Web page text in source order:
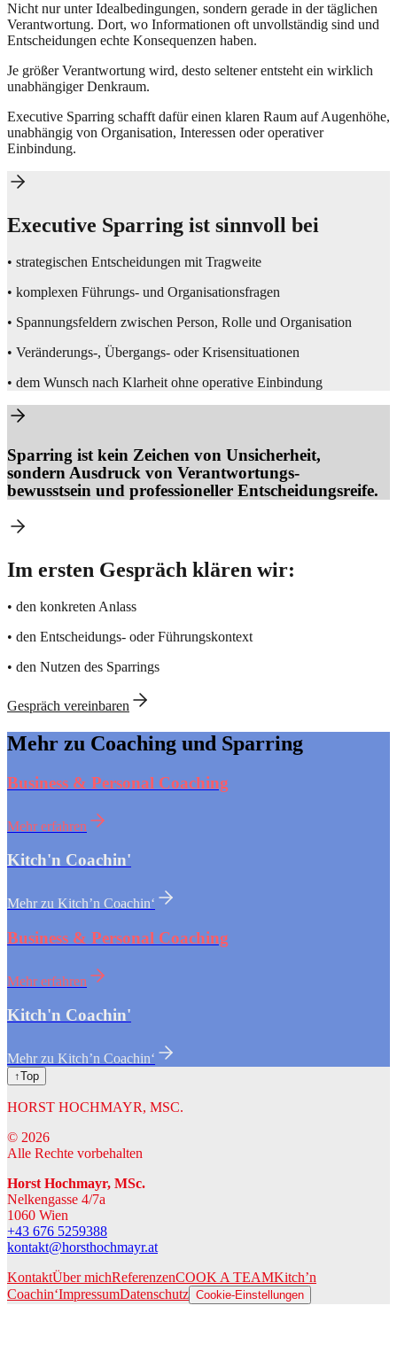
Nicht nur unter Idealbedingungen, sondern gerade in der täglichen
Verantwortung. Dort, wo Informationen oft unvollständig sind und
Entscheidungen echte Konsequenzen haben.
Je größer Verantwortung wird, desto seltener entsteht ein wirklich
unabhängiger Denkraum.
Executive Sparring schafft dafür einen klaren Raum auf Augenhöhe,
unabhängig von Organisation, Interessen oder operativer
Einbindung.
Executive Sparring ist sinnvoll bei
• strategischen Entscheidungen mit Tragweite
• komplexen Führungs- und Organisationsfragen
• Spannungsfeldern zwischen Person, Rolle und Organisation
• Veränderungs-, Übergangs- oder Krisensituationen
• dem Wunsch nach Klarheit ohne operative Einbindung
Sparring ist kein Zeichen von Unsicherheit,
sondern Ausdruck von Verantwortungs-
bewusstsein und professioneller Entscheidungsreife.
Im ersten Gespräch klären wir:
• den konkreten Anlass
• den Entscheidungs- oder Führungskontext
• den Nutzen des Sparrings
Gespräch vereinbaren
Mehr zu Coaching und Sparring
Business & Personal Coaching
Mehr erfahren
Kitch'n Coachin'
Mehr zu Kitch’n Coachin‘
Business & Personal Coaching
Mehr erfahren
Kitch'n Coachin'
Mehr zu Kitch’n Coachin‘
↑Top
HORST HOCHMAYR, MSC.
© 2026
Alle Rechte vorbehalten
Horst Hochmayr, MSc.
Nelkengasse 4/7a
1060 Wien
+43 676 5259388
kontakt@horsthochmayr.at
KontaktÜber michReferenzenCOOK A TEAMKitch’n
Coachin‘ImpressumDatenschutz Cookie-Einstellungen